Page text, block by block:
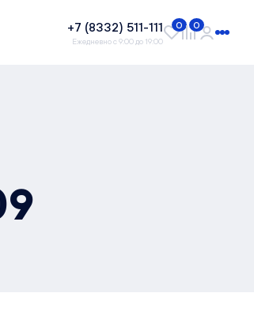
+7 (8332) 511-111
Ежедневно с 9:00 до 19:00
0 0